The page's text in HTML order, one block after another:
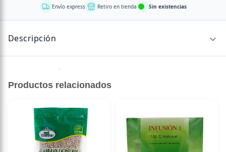
Envío express Retiro en tienda Sin existencias
Descripción
Sin descripción disponible.
Productos relacionados